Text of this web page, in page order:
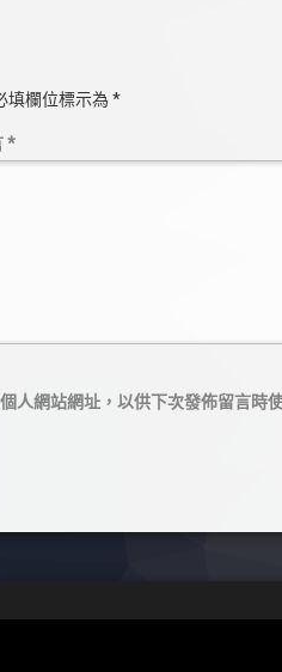
填欄位標示為 *
*
人網站網址，以供下次發佈留言時